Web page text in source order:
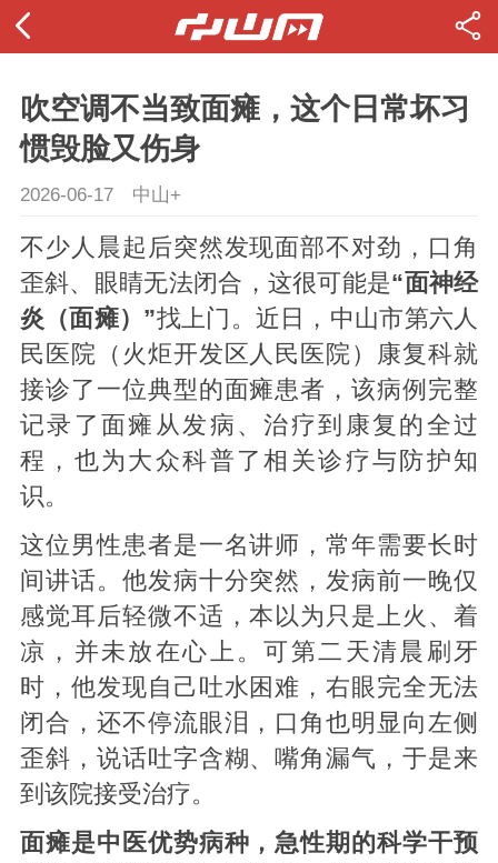
吹空调不当致面瘫，这个日常坏习
惯毁脸又伤身
2026-06-17 中山+
不少人晨起后突然发现面部不对劲，口角
歪斜、眼睛无法闭合，这很可能是“面神经
炎（面瘫）”找上门。近日，中山市第六人
民医院（火炬开发区人民医院）康复科就
接诊了一位典型的面瘫患者，该病例完整
记录了面瘫从发病、治疗到康复的全过
程，也为大众科普了相关诊疗与防护知
识。
这位男性患者是一名讲师，常年需要长时
间讲话。他发病十分突然，发病前一晚仅
感觉耳后轻微不适，本以为只是上火、着
凉，并未放在心上。可第二天清晨刷牙
时，他发现自己吐水困难，右眼完全无法
闭合，还不停流眼泪，口角也明显向左侧
歪斜，说话吐字含糊、嘴角漏气，于是来
到该院接受治疗。
面瘫是中医优势病种，急性期的科学干预